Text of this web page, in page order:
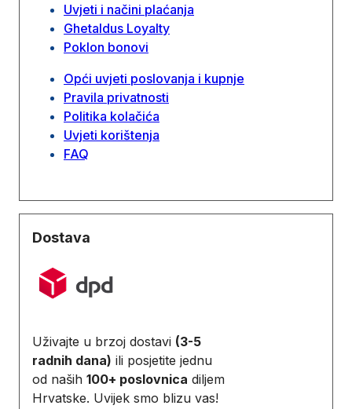
Uvjeti i načini plaćanja
Ghetaldus Loyalty
Poklon bonovi
Opći uvjeti poslovanja i kupnje
Pravila privatnosti
Politika kolačića
Uvjeti korištenja
FAQ
Dostava
Uživajte u brzoj dostavi (3-5
radnih dana) ili posjetite jednu
od naših 100+ poslovnica diljem
Hrvatske. Uvijek smo blizu vas!